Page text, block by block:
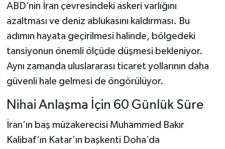
ABD’nin İran çevresindeki askeri varlığını
azaltması ve deniz ablukasını kaldırması. Bu
adımın hayata geçirilmesi halinde, bölgedeki
tansiyonun önemli ölçüde düşmesi bekleniyor.
Aynı zamanda uluslararası ticaret yollarının daha
güvenli hale gelmesi de öngörülüyor.
Nihai Anlaşma İçin 60 Günlük Süre
İran’ın baş müzakerecisi Muhammed Bakır
Kalibaf’ın Katar’ın başkenti Doha’da